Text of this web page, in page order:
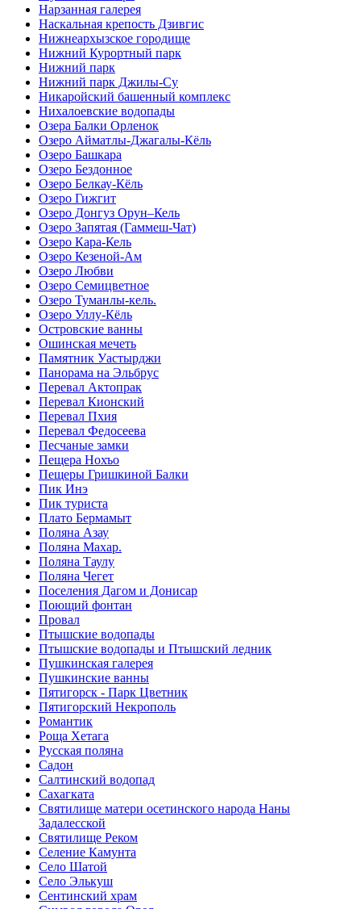
Нарзанная галерея
Наскальная крепость Дзивгис
Нижнеархызское городище
Нижний Курортный парк
Нижний парк
Нижний парк Джилы-Су
Никаройский башенный комплекс
Нихалоевские водопады
Озера Балки Орленок
Озеро Айматлы-Джагалы-Кёль
Озеро Башкара
Озеро Бездонное
Озеро Белкау-Кёль
Озеро Гижгит
Озеро Донгуз Орун–Кель
Озеро Запятая (Гаммеш-Чат)
Озеро Кара-Кель
Озеро Кезеной-Ам
Озеро Любви
Озеро Семицветное
Озеро Туманлы-кель.
Озеро Уллу-Кёль
Островские ванны
Ошинская мечеть
Памятник Уастырджи
Панорама на Эльбрус
Перевал Актопрак
Перевал Кионский
Перевал Пхия
Перевал Федосеева
Песчаные замки
Пещера Нохъо
Пещеры Гришкиной Балки
Пик Инэ
Пик туриста
Плато Бермамыт
Поляна Азау
Поляна Махар.
Поляна Таулу
Поляна Чегет
Поселения Дагом и Донисар
Поющий фонтан
Провал
Птышские водопады
Птышские водопады и Птышский ледник
Пушкинская галерея
Пушкинские ванны
Пятигорск - Парк Цветник
Пятигорский Некрополь
Романтик
Роща Хетага
Русская поляна
Садон
Салтинский водопад
Сахагката
Святилище матери осетинского народа Наны
Задалесской
Святилище Реком
Селение Камунта
Село Шатой
Село Элькуш
Сентинский храм